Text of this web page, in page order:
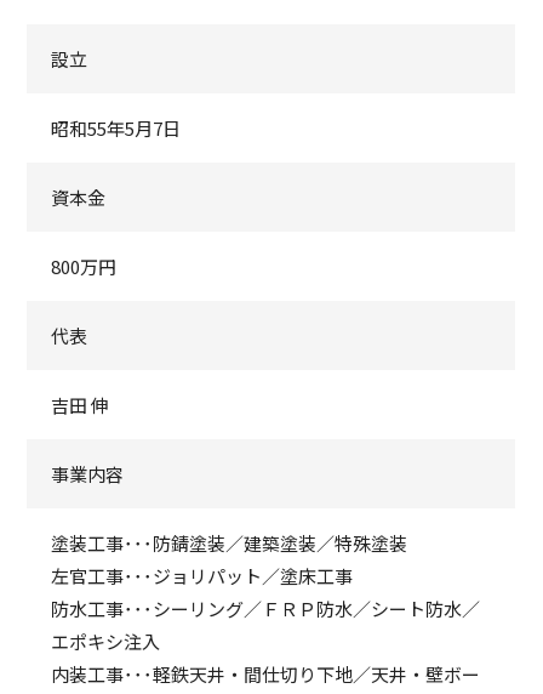
設立
昭和55年5月7日
資本金
800万円
代表
吉田 伸
事業内容
塗装工事･･･防錆塗装／建築塗装／特殊塗装
左官工事･･･ジョリパット／塗床工事
防水工事･･･シーリング／ＦＲＰ防水／シート防水／
エポキシ注入
内装工事･･･軽鉄天井・間仕切り下地／天井・壁ボー